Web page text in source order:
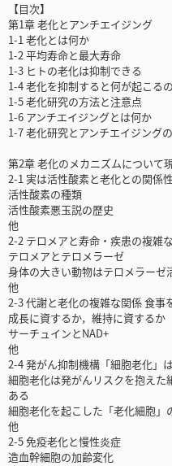
【目次】
第1章 老化とアンチエイジング
1-1 老化とは何か
1-2 平均寿命と最大寿命
1-3 ヒトの老化は抑制できる
1-4 老化を抑制すると何が起こる
1-5 老化研究の方法と注意点
1-6 アンチエイジングとは何か
1-7 老化研究とアンチエイジング
第2章 老化のメカニズムについて
2-1 実は活性酸素と老化との関係
活性酸素の種類
活性酸素悪玉説の歴史
他
2-2 テロメアと寿命・疾患の複雑
テロメアとテロメラーゼ
身体の大きい動物はテロメラーゼ
他
2-3 代謝と老化の複雑な関係 食事
成長に資するか，維持に資するか
サーチュインとNAD+
他
2-4 発がん抑制機構「細胞老化」
細胞老化は発がんリスクを抱え
ある
細胞老化を起こした「老化細胞」
他
2-5 免疫老化と慢性炎症
造血幹細胞の加齢変化